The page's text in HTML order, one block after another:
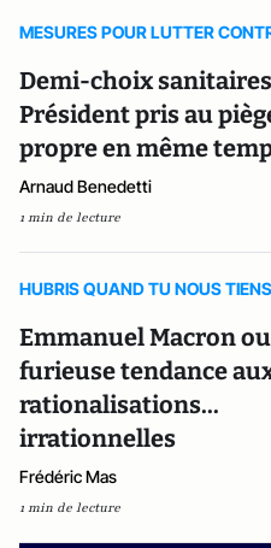
MESURES POUR LUTTER
Demi-choix
Président pris au
propre en même
Arnaud Benedetti
1 min de lecture
HUBRIS QUAND TU NOUS TIENS
Emmanuel Macron
furieuse tendance
rationalisations...
irrationnelles
Frédéric Mas
1 min de lecture